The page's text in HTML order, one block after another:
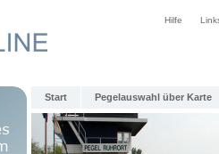
Hilfe
Start Pegelauswahl über Karte